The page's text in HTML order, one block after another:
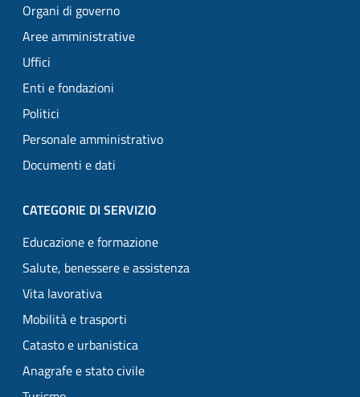
Organi di governo
Aree amministrative
Uffici
Enti e fondazioni
Politici
Personale amministrativo
Documenti e dati
CATEGORIE DI SERVIZIO
Educazione e formazione
Salute, benessere e assistenza
Vita lavorativa
Mobilità e trasporti
Catasto e urbanistica
Anagrafe e stato civile